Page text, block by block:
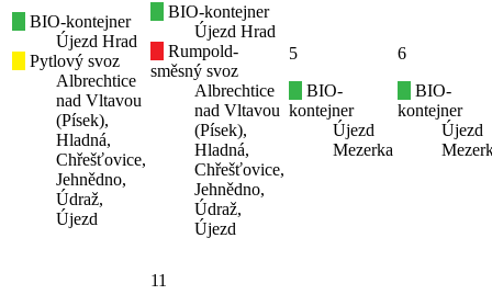
BIO-kontejner
Újezd Hrad
Pytlový svoz
Albrechtice
nad Vltavou
(Písek),
Hladná,
Chřešťovice,
Jehnědno,
Údraž,
Újezd
BIO-kontejner
Újezd Hrad
Rumpold-
směsný svoz
Albrechtice
nad Vltavou
(Písek),
Hladná,
Chřešťovice,
Jehnědno,
Údraž,
Újezd
5
BIO-
kontejner
Újezd
Mezerka
6
BIO-
kontejner
Újezd
11